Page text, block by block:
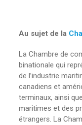
Au sujet de la
La Chambre de
binationale qui
de l’industrie
canadiens et
terminaux, ainsi
maritimes et des
étrangers. La